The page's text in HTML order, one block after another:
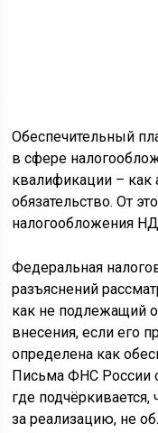
Обеспечительный
в сфере
квалификации – как
обязательство. От
налогообложения
Федеральная
разъяснений
как не подлежащий
внесения, если его
определена как
Письма ФНС России
где
за реализацию, не